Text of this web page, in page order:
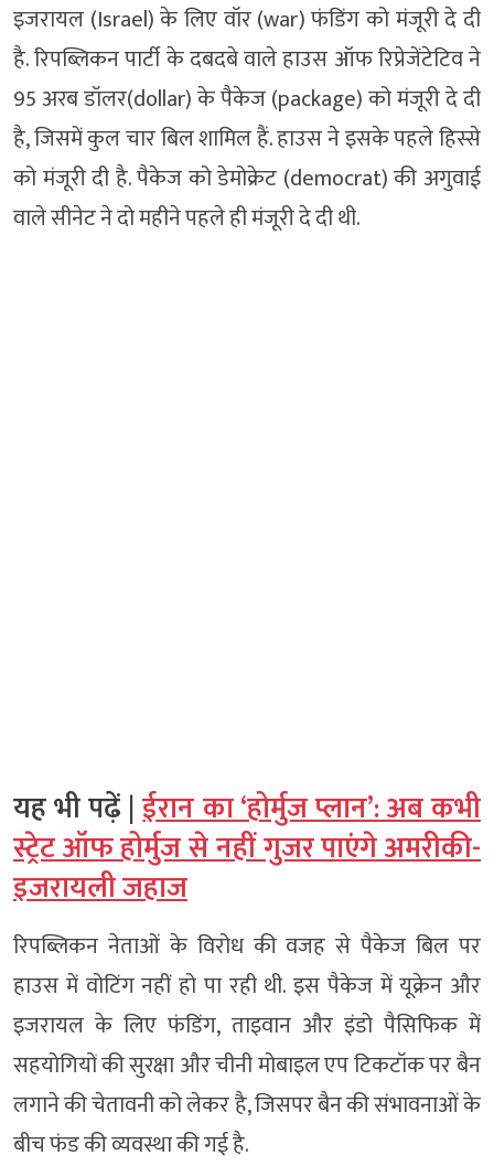
इजरायल (Israel) के लिए वॉर (war) फंडिंग को मंजूरी दे दी
है. रिपब्लिकन पार्टी के दबदबे वाले हाउस ऑफ रिप्रेजेंटेटिव ने
95 अरब डॉलर(dollar) के पैकेज (package) को मंजूरी दे दी
है, जिसमें कुल चार बिल शामिल हैं. हाउस ने इसके पहले हिस्से
को मंजूरी दी है. पैकेज को डेमोक्रेट (democrat) की अगुवाई
वाले सीनेट ने दो महीने पहले ही मंजूरी दे दी थी.
यह भी पढ़ें |ईरान का ‘होर्मुज प्लान’: अब कभी
स्ट्रेट ऑफ होर्मुज से नहीं गुजर पाएंगे अमरीकी-
इजरायली जहाज
रिपब्लिकन नेताओं के विरोध की वजह से पैकेज बिल पर
हाउस में वोटिंग नहीं हो पा रही थी. इस पैकेज में यूक्रेन और
इजरायल के लिए फंडिंग, ताइवान और इंडो पैसिफिक में
सहयोगियों की सुरक्षा और चीनी मोबाइल एप टिकटॉक पर बैन
लगाने की चेतावनी को लेकर है, जिसपर बैन की संभावनाओं के
बीच फंड की व्यवस्था की गई है.